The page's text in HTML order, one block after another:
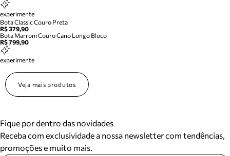
experimente
Bota Classic Couro Preta
R$ 379,90
Bota Marrom Couro Cano Longo Bloco
R$ 799,90
experimente
Veja mais produtos
Fique por dentro das novidades
Receba com exclusividade a nossa newsletter com tendências,
promoções e muito mais.